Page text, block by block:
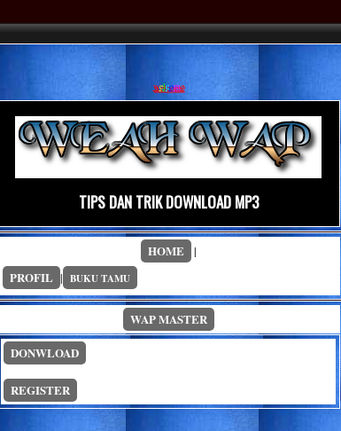
welcome
TIPS DAN TRIK DOWNLOAD MP3
HOME |
PROFIL | BUKU TAMU
WAP MASTER
DONWLOAD
REGISTER